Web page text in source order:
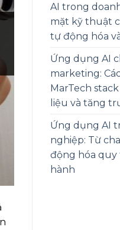
AI trong
mặt kỹ thuật
tự động hóa
Ứng dụng AI
marketing:
MarTech
liệu và tăng
Ứng dụng AI
nghiệp: Từ
động hóa quy
hành